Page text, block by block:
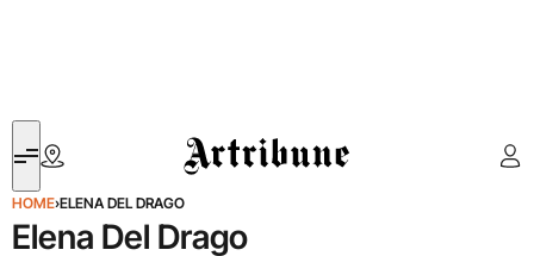
Artribune
HOME›ELENA DEL DRAGO
Elena Del Drago